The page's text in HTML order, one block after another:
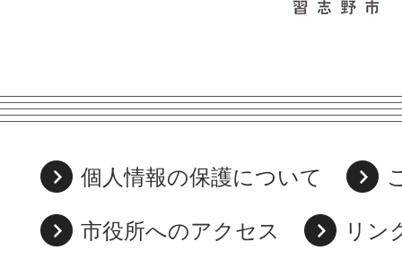
個人情報の保護について
市役所へのアクセス
リン